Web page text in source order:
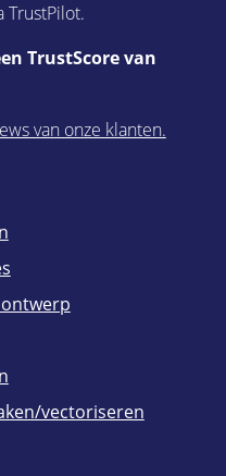
TrustPilot.
TrustScore van
van onze klanten.
vectoriseren